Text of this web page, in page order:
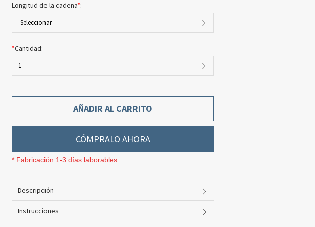
Longitud de la cadena*:
-Seleccionar-
*Cantidad:
1
AÑADIR AL CARRITO
CÓMPRALO AHORA
* Fabricación 1-3 días laborables
Descripción
Instrucciones